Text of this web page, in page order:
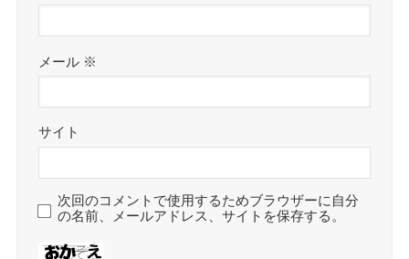
メール ※
サイト
次回のコメントで使用するためブラウザーに自分
の名前、メールアドレス、サイトを保存する。